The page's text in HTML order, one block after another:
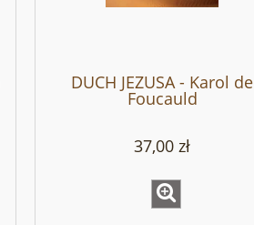
DUCH JEZUSA - Karol de
Foucauld
37,00 zł